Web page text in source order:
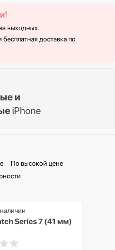
выходных.
доставка по
и
iPhone
По высокой цене
Series 7 (41 мм)